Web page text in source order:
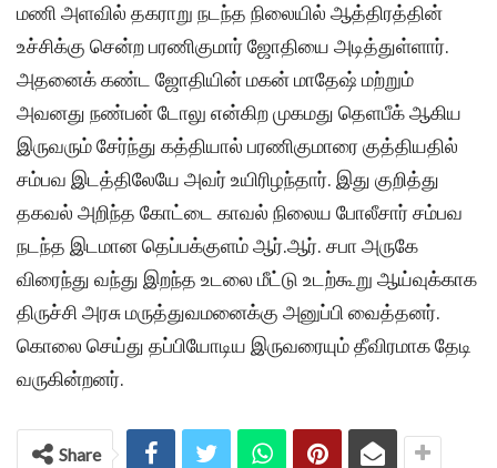
மணி அளவில் தகராறு நடந்த நிலையில் ஆத்திரத்தின்
உச்சிக்கு சென்ற பரணிகுமார் ஜோதியை அடித்துள்ளார்.
அதனைக் கண்ட ஜோதியின் மகன் மாதேஷ் மற்றும்
அவனது நண்பன் டோலு என்கிற முகமது தெளபீக் ஆகிய
இருவரும் சேர்ந்து கத்தியால் பரணிகுமாரை குத்தியதில்
சம்பவ இடத்திலேயே அவர் உயிரிழந்தார். இது குறித்து
தகவல் அறிந்த கோட்டை காவல் நிலைய போலீசார் சம்பவ
நடந்த இடமான தெப்பக்குளம் ஆர்.ஆர். சபா அருகே
விரைந்து வந்து இறந்த உடலை மீட்டு உடற்கூறு ஆய்வுக்காக
திருச்சி அரசு மருத்துவமனைக்கு அனுப்பி வைத்தனர்.
கொலை செய்து தப்பியோடிய இருவரையும் தீவிரமாக தேடி
வருகின்றனர்.
Share